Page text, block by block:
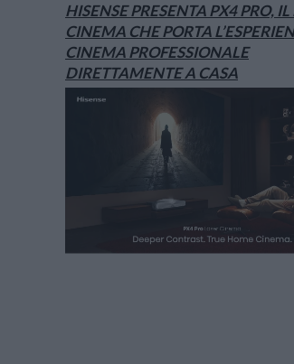
HISENSE PRESENTA PX4 PRO, IL
CINEMA CHE PORTA
CINEMA PROFESSIONALE
DIRETTAMENTE A CASA